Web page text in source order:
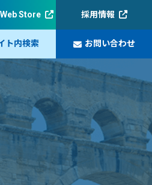
Store 採用情報
ト内検索 お問い合わせ